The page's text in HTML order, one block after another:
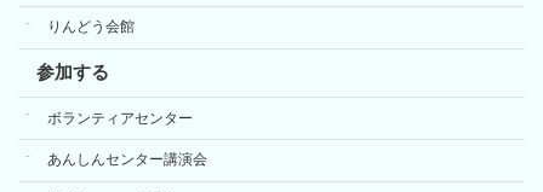
りんどう会館
参加する
ボランティアセンター
あんしんセンター講演会